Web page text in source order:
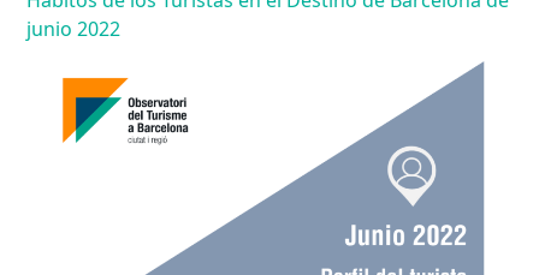
junio 2022